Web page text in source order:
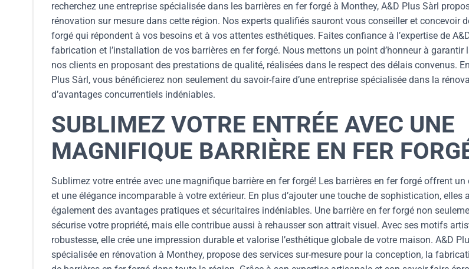
recherchez une entreprise spécialisée dans les barrières en fer forgé à Monthey, A&D Plus Sàrl
rénovation sur mesure dans cette région. Nos experts qualifiés sauront vous conseiller et concevoir
forgé qui répondent à vos besoins et à vos attentes esthétiques. Faites confiance à l’expertise de
fabrication et l’installation de vos barrières en fer forgé. Nous mettons un point d’honneur à
nos clients en proposant des prestations de qualité, réalisées dans le respect des délais convenus.
Plus Sàrl, vous bénéficierez non seulement du savoir-faire d’une entreprise spécialisée dans la
d’avantages concurrentiels indéniables.
SUBLIMEZ VOTRE ENTRÉE AVEC UNE
MAGNIFIQUE BARRIÈRE EN FER
Sublimez votre entrée avec une magnifique barrière en fer forgé! Les barrières en fer forgé offrent
et une élégance incomparable à votre extérieur. En plus d’ajouter une touche de sophistication, elles
également des avantages pratiques et sécuritaires indéniables. Une barrière en fer forgé non
sécurise votre propriété, mais elle contribue aussi à rehausser son attrait visuel. Avec ses motifs
robustesse, elle crée une impression durable et valorise l’esthétique globale de votre maison. A&D
spécialisée en rénovation à Monthey, propose des services sur-mesure pour la conception, la